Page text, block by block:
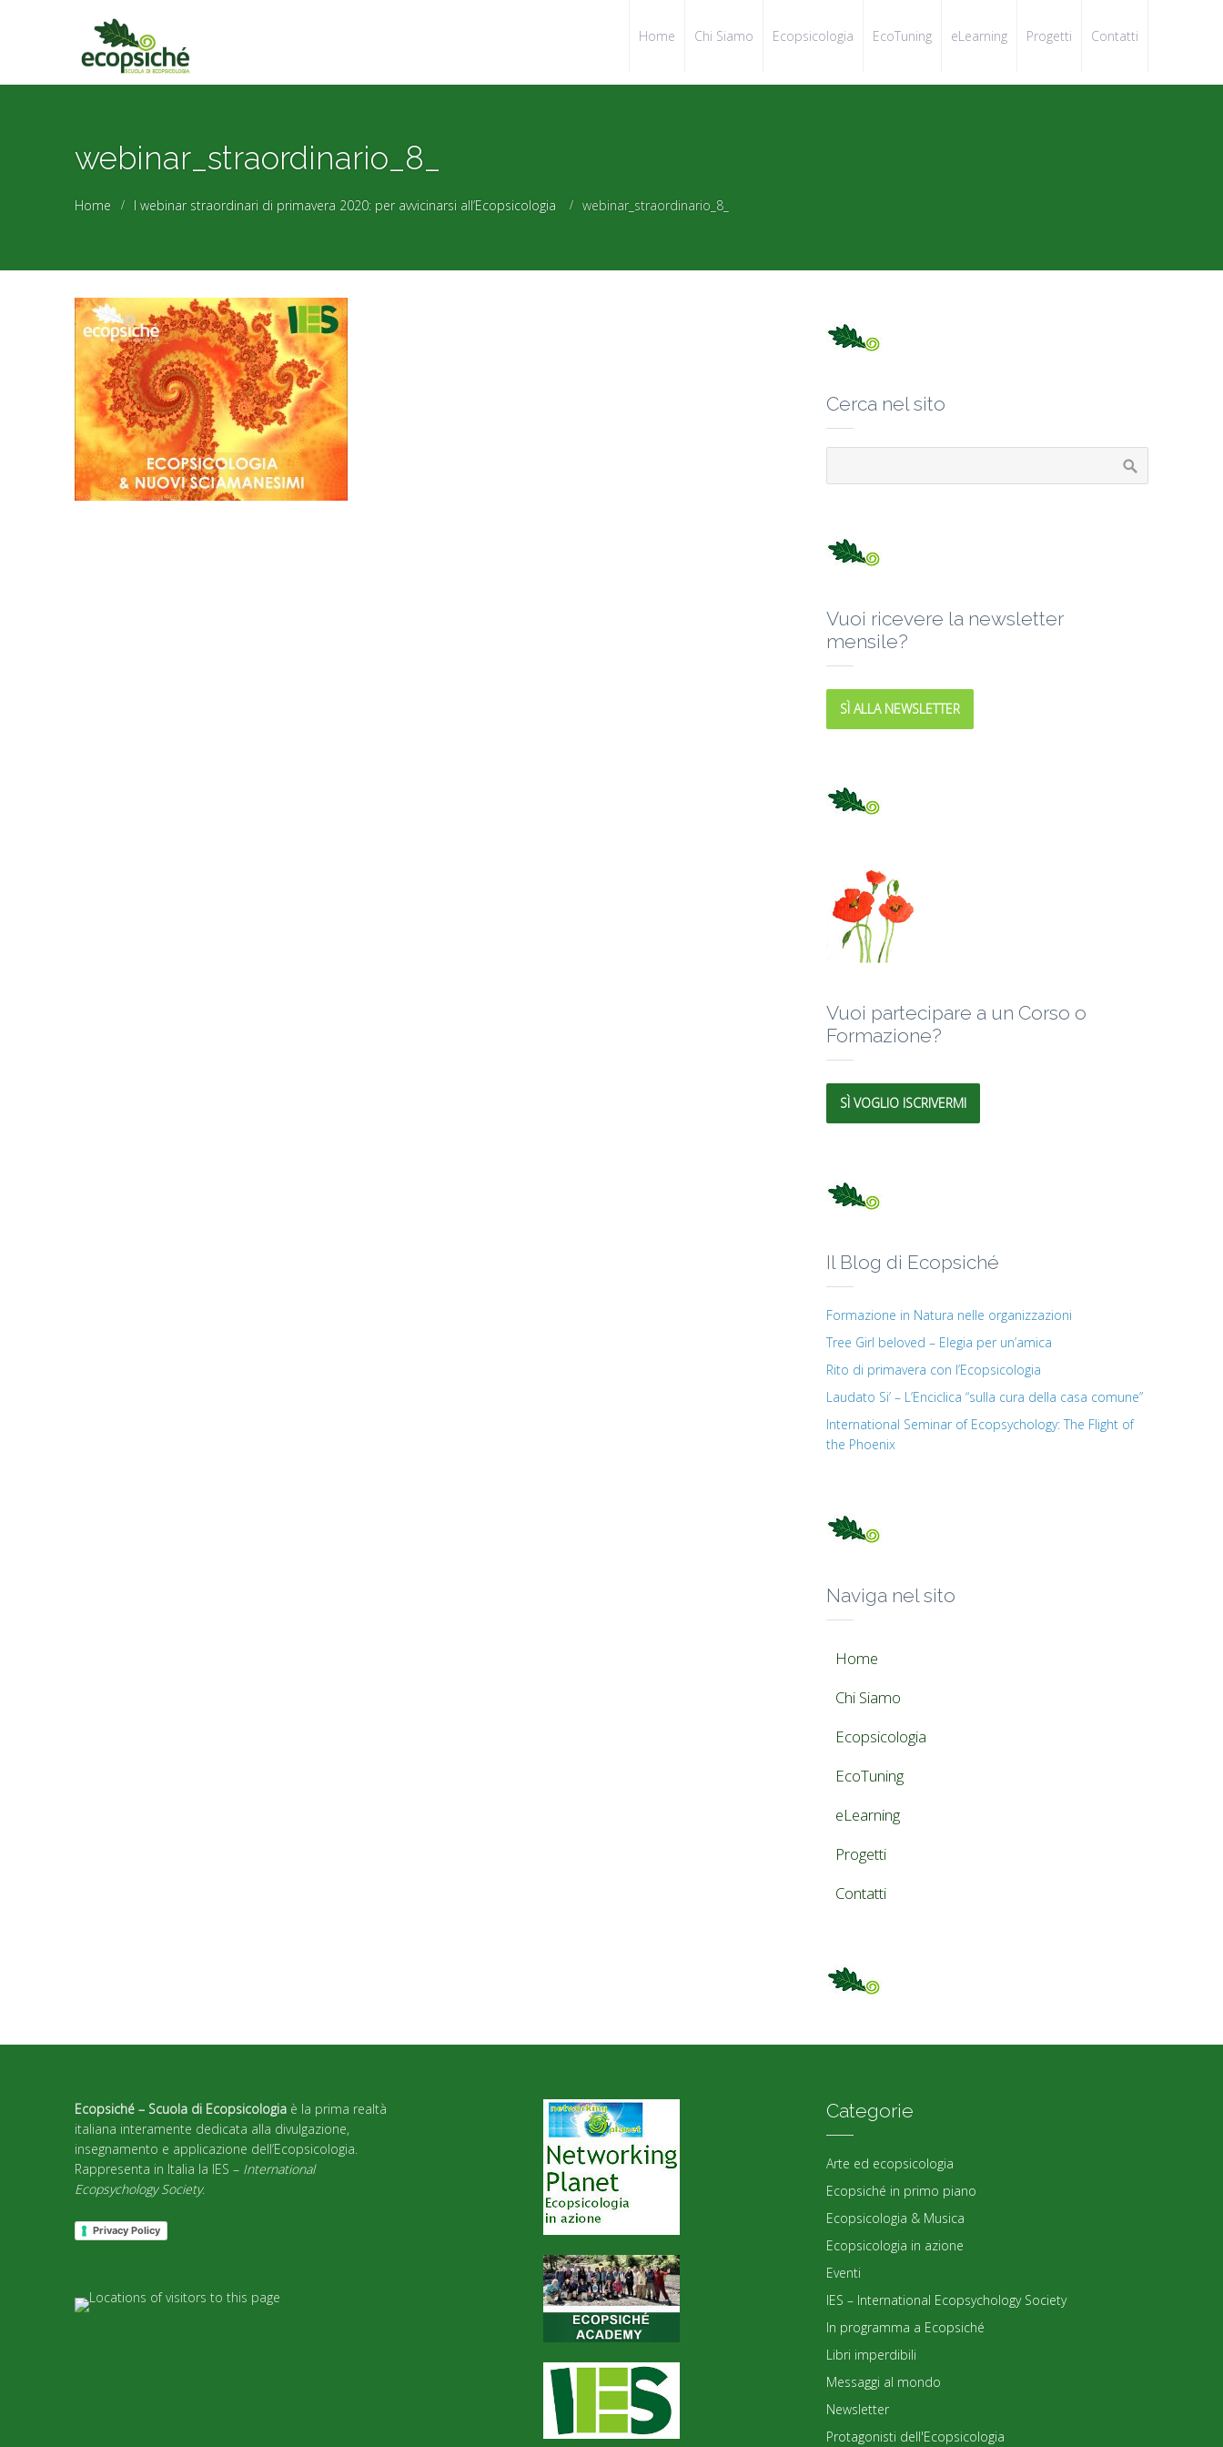
Home Chi Siamo Ecopsicologia EcoTuning eLearning Progetti Contatti
webinar_straordinario_8_
Home I webinar straordinari di primavera 2020: per avvicinarsi all’Ecopsicologia webinar_straordinario_8_
Cerca nel sito
Vuoi ricevere la newsletter
mensile?
SÌ ALLA NEWSLETTER
Vuoi partecipare a un Corso o
Formazione?
SÌ VOGLIO ISCRIVERMI
Il Blog di Ecopsiché
Formazione in Natura nelle organizzazioni
Tree Girl beloved – Elegia per un’amica
Rito di primavera con l’Ecopsicologia
Laudato Si’ – L’Enciclica “sulla cura della casa comune”
International Seminar of Ecopsychology: The Flight of
the Phoenix
Naviga nel sito
Home
Chi Siamo
Ecopsicologia
EcoTuning
eLearning
Progetti
Contatti
Ecopsiché – Scuola di Ecopsicologia è la prima realtà
italiana interamente dedicata alla divulgazione,
insegnamento e applicazione dell’Ecopsicologia.
Rappresenta in Italia la IES – International
Ecopsychology Society.
Privacy Policy
Categorie
Arte ed ecopsicologia
Ecopsiché in primo piano
Ecopsicologia & Musica
Ecopsicologia in azione
Eventi
IES – International Ecopsychology Society
In programma a Ecopsiché
Libri imperdibili
Messaggi al mondo
Newsletter
Protagonisti dell'Ecopsicologia